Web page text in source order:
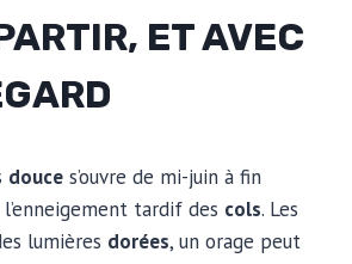
ET AVEC
douce s’ouvre de mi-juin à fin
tardif des cols. Les
lumières dorées, un orage peut